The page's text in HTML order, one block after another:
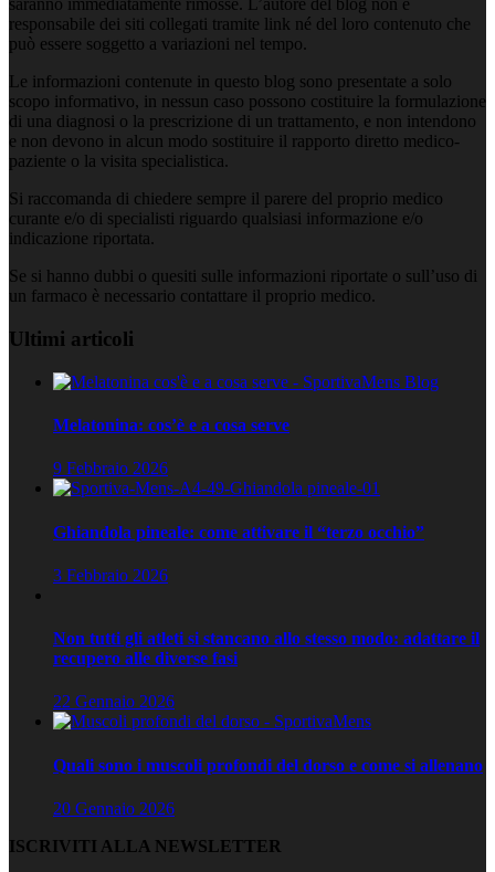
saranno immediatamente rimosse. L’autore del blog non è
responsabile dei siti collegati tramite link né del loro contenuto che
può essere soggetto a variazioni nel tempo.
Le informazioni contenute in questo blog sono presentate a solo
scopo informativo, in nessun caso possono costituire la formulazione
di una diagnosi o la prescrizione di un trattamento, e non intendono
e non devono in alcun modo sostituire il rapporto diretto medico-
paziente o la visita specialistica.
Si raccomanda di chiedere sempre il parere del proprio medico
curante e/o di specialisti riguardo qualsiasi informazione e/o
indicazione riportata.
Se si hanno dubbi o quesiti sulle informazioni riportate o sull’uso di
un farmaco è necessario contattare il proprio medico.
Ultimi articoli
Melatonina: cos’è e a cosa serve
9 Febbraio 2026
Ghiandola pineale: come attivare il “terzo occhio”
3 Febbraio 2026
Non tutti gli atleti si stancano allo stesso modo: adattare il
recupero alle diverse fasi
22 Gennaio 2026
Quali sono i muscoli profondi del dorso e come si allenano
20 Gennaio 2026
ISCRIVITI ALLA NEWSLETTER